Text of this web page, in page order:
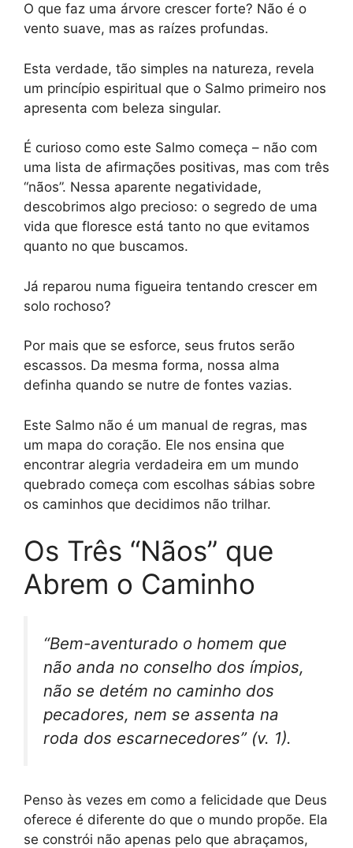
O que faz uma árvore crescer forte? Não é o
vento suave, mas as raízes profundas.
Esta verdade, tão simples na natureza, revela
um princípio espiritual que o Salmo primeiro nos
apresenta com beleza singular.
É curioso como este Salmo começa – não com
uma lista de afirmações positivas, mas com três
“nãos”. Nessa aparente negatividade,
descobrimos algo precioso: o segredo de uma
vida que floresce está tanto no que evitamos
quanto no que buscamos.
Já reparou numa figueira tentando crescer em
solo rochoso?
Por mais que se esforce, seus frutos serão
escassos. Da mesma forma, nossa alma
definha quando se nutre de fontes vazias.
Este Salmo não é um manual de regras, mas
um mapa do coração. Ele nos ensina que
encontrar alegria verdadeira em um mundo
quebrado começa com escolhas sábias sobre
os caminhos que decidimos não trilhar.
Os Três “Nãos” que
Abrem o Caminho
“Bem-aventurado o homem que
não anda no conselho dos ímpios,
não se detém no caminho dos
pecadores, nem se assenta na
roda dos escarnecedores” (v. 1).
Penso às vezes em como a felicidade que Deus
oferece é diferente do que o mundo propõe. Ela
se constrói não apenas pelo que abraçamos,